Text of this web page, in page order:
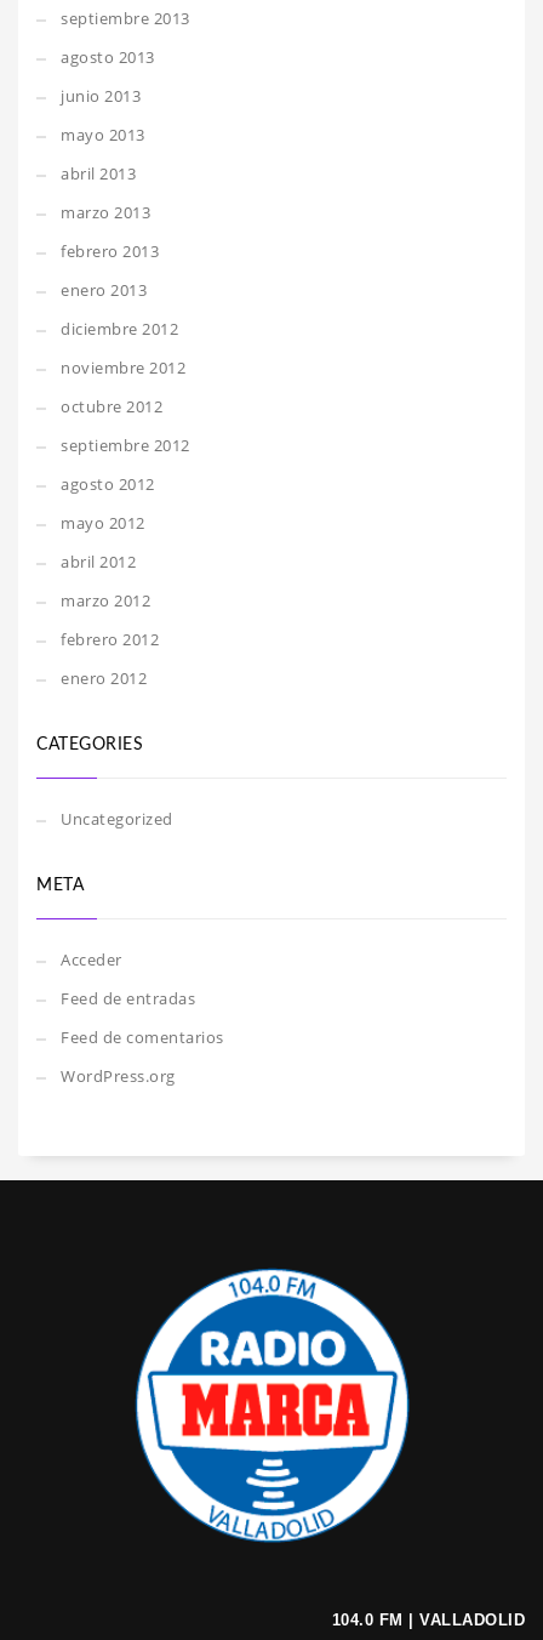
septiembre 2013
agosto 2013
junio 2013
mayo 2013
abril 2013
marzo 2013
febrero 2013
enero 2013
diciembre 2012
noviembre 2012
octubre 2012
septiembre 2012
agosto 2012
mayo 2012
abril 2012
marzo 2012
febrero 2012
enero 2012
CATEGORIES
Uncategorized
META
Acceder
Feed de entradas
Feed de comentarios
WordPress.org
104.0 FM | VALLADOLID